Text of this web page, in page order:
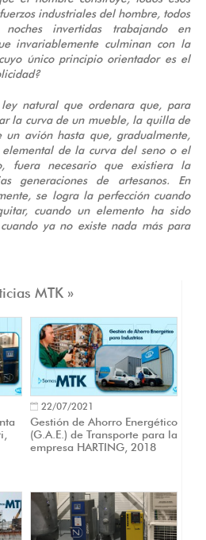
MTK »
22/07/2021
Gestión de Ahorro Energético
(G.A.E.) de Transporte para la
empresa HARTING, 2018
industriales del hombre, todos
invertidas trabajando en
invariablemente culminan con la
único principio orientador es el
natural que ordenara que, para
la curva de un mueble, la quilla de
avión hasta que, gradualmente,
de la curva del seno o el
fuera necesario que existiera la
generaciones de artesanos. En
se logra la perfección cuando
cuando un elemento ha sido
ya no existe nada más para